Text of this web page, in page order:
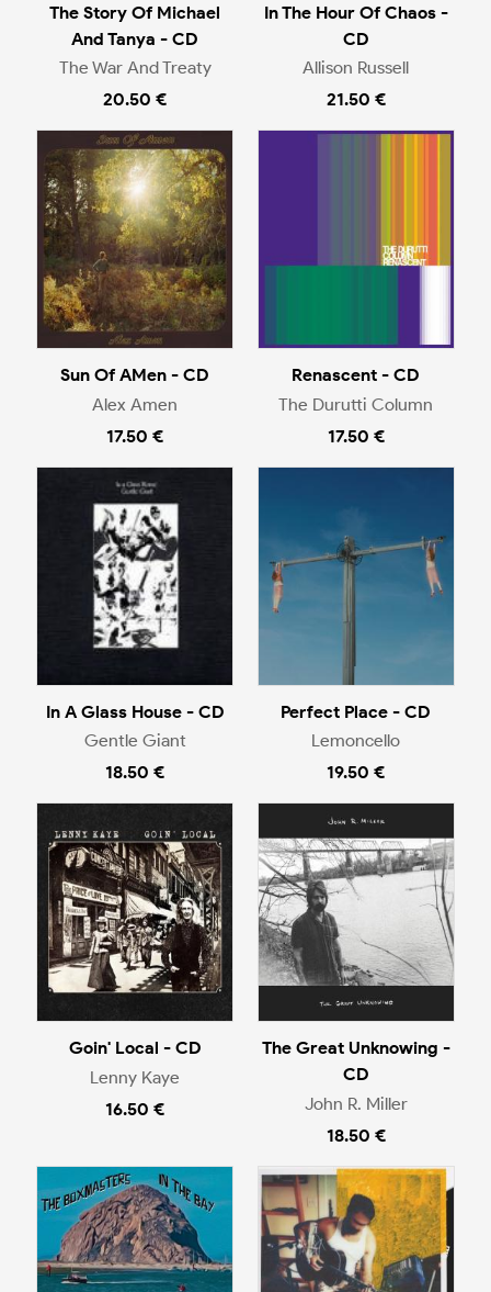
The Story Of Michael
And Tanya - CD
The War And Treaty
20.50 €
In The Hour Of Chaos -
CD
Allison Russell
21.50 €
Sun Of AMen - CD
Alex Amen
17.50 €
Renascent - CD
The Durutti Column
17.50 €
In A Glass House - CD
Gentle Giant
18.50 €
Perfect Place - CD
Lemoncello
19.50 €
Goin' Local - CD
Lenny Kaye
16.50 €
The Great Unknowing -
CD
John R. Miller
18.50 €